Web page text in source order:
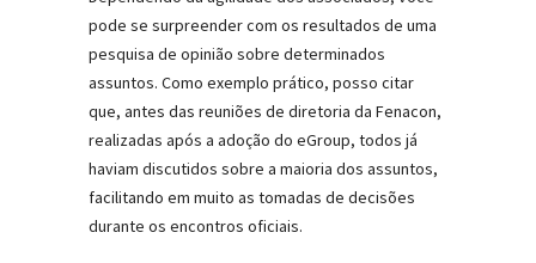
pode se surpreender com os resultados de uma
pesquisa de opinião sobre determinados
assuntos. Como exemplo prático, posso citar
que, antes das reuniões de diretoria da Fenacon,
realizadas após a adoção do eGroup, todos já
haviam discutidos sobre a maioria dos assuntos,
facilitando em muito as tomadas de decisões
durante os encontros oficiais.